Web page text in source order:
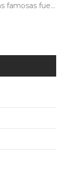
famosas fue...